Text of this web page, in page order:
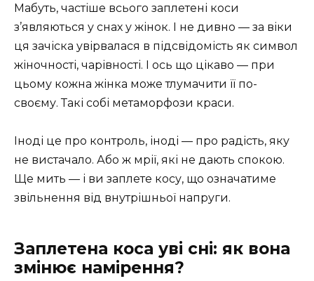
Мабуть, частіше всього заплетені коси
з’являються у снах у жінок. І не дивно — за віки
ця зачіска увірвалася в підсвідомість як символ
жіночності, чарівності. І ось що цікаво — при
цьому кожна жінка може тлумачити її по-
своєму. Такі собі метаморфози краси.
Іноді це про контроль, іноді — про радість, яку
не вистачало. Або ж мрії, які не дають спокою.
Ще мить — і ви заплете косу, що означатиме
звільнення від внутрішньої напруги.
Заплетена коса уві сні: як вона
змінює намірення?